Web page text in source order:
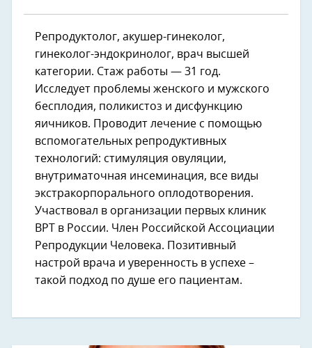
Репродуктолог, акушер-гинеколог,
гинеколог-эндокринолог, врач высшей
категории. Стаж работы — 31 год.
Исследует проблемы женского и мужского
бесплодия, поликистоз и дисфункцию
яичников. Проводит лечение с помощью
вспомогательных репродуктивных
технологий: стимуляция овуляции,
внутриматочная инсеминация, все виды
экстракорпорального оплодотворения.
Участвовал в организации первых клиник
ВРТ в России. Член Российской Ассоциации
Репродукции Человека. Позитивный
настрой врача и уверенность в успехе –
такой подход по душе его пациентам.